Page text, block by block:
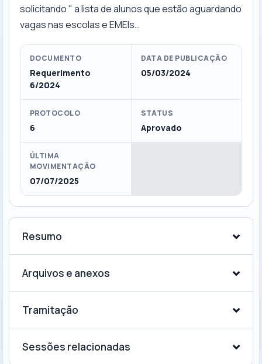
solicitando " a lista de alunos que estão aguardando
vagas nas escolas e EMEIs…
DOCUMENTO
Requerimento
6/2024
DATA DE PUBLICAÇÃO
05/03/2024
PROTOCOLO
6
STATUS
Aprovado
ÚLTIMA
MOVIMENTAÇÃO
07/07/2025
Resumo
Arquivos e anexos
Tramitação
Sessões relacionadas